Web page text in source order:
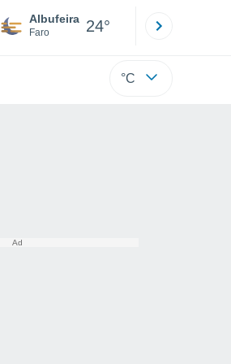
Albufeira
Faro 24°
°C